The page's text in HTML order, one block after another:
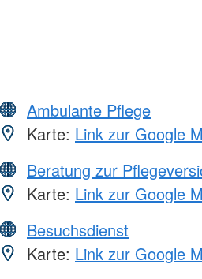
Ambulante Pflege
Karte: Link zur Google
Beratung zur
Karte: Link zur Google
Besuchsdienst
Karte: Link zur Google